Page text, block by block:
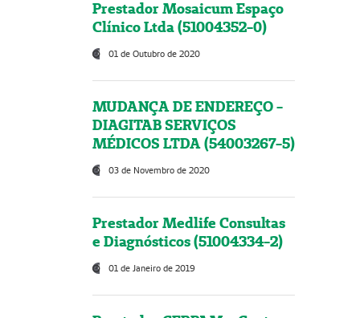
Prestador Mosaicum Espaço
Clínico Ltda (51004352-0)
01 de Outubro de 2020
MUDANÇA DE ENDEREÇO -
DIAGITAB SERVIÇOS
MÉDICOS LTDA (54003267-5)
03 de Novembro de 2020
Prestador Medlife Consultas
e Diagnósticos (51004334-2)
01 de Janeiro de 2019